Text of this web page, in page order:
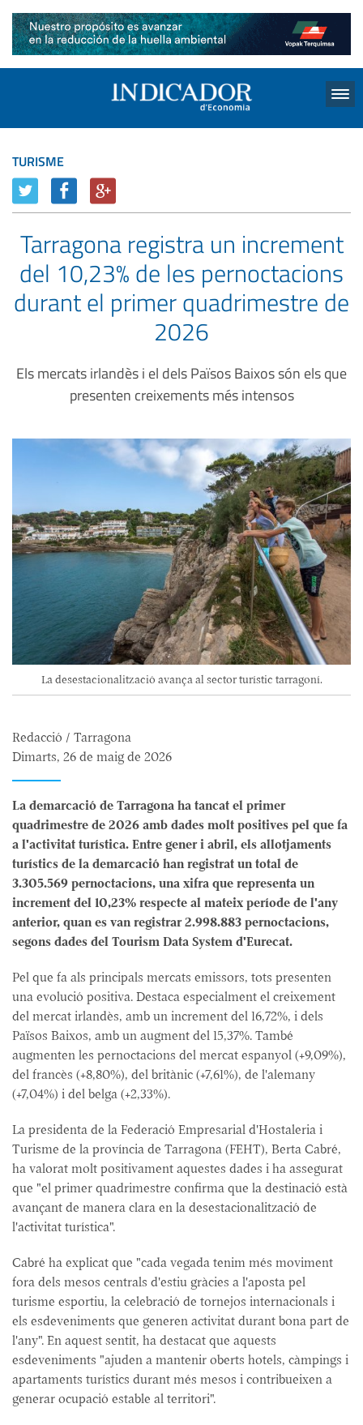
TURISME
Tarragona registra un increment
del 10,23% de les pernoctacions
durant el primer quadrimestre de
2026
Els mercats irlandès i el dels Països Baixos són els que
presenten creixements més intensos
La desestacionalització avança al sector turístic tarragoní.
Redacció / Tarragona
Dimarts, 26 de maig de 2026
La demarcació de Tarragona ha tancat el primer
quadrimestre de 2026 amb dades molt positives pel que fa
a l'activitat turística. Entre gener i abril, els allotjaments
turístics de la demarcació han registrat un total de
3.305.569 pernoctacions, una xifra que representa un
increment del 10,23% respecte al mateix període de l'any
anterior, quan es van registrar 2.998.883 pernoctacions,
segons dades del Tourism Data System d'Eurecat.
Pel que fa als principals mercats emissors, tots presenten
una evolució positiva. Destaca especialment el creixement
del mercat irlandès, amb un increment del 16,72%, i dels
Països Baixos, amb un augment del 15,37%. També
augmenten les pernoctacions del mercat espanyol (+9,09%),
del francès (+8,80%), del britànic (+7,61%), de l'alemany
(+7,04%) i del belga (+2,33%).
La presidenta de la Federació Empresarial d'Hostaleria i
Turisme de la província de Tarragona (FEHT), Berta Cabré,
ha valorat molt positivament aquestes dades i ha assegurat
que "el primer quadrimestre confirma que la destinació està
avançant de manera clara en la desestacionalització de
l'activitat turística".
Cabré ha explicat que "cada vegada tenim més moviment
fora dels mesos centrals d'estiu gràcies a l'aposta pel
turisme esportiu, la celebració de tornejos internacionals i
els esdeveniments que generen activitat durant bona part de
l'any". En aquest sentit, ha destacat que aquests
esdeveniments "ajuden a mantenir oberts hotels, càmpings i
apartaments turístics durant més mesos i contribueixen a
generar ocupació estable al territori".